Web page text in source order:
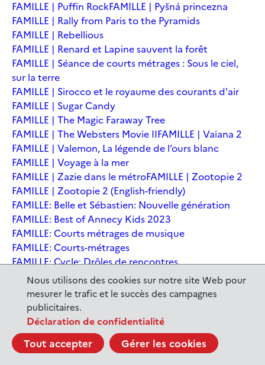
Nous utilisons des cookies sur notre site Web pour
mesurer le trafic et le succès des campagnes
publicitaires.
Déclaration de confidentialité
Tout accepter Gérer les cookies
FAMILLE | Puffin RockFAMILLE | Pyšná princezna
FAMILLE | Rally from Paris to the Pyramids
FAMILLE | Rebellious
FAMILLE | Renard et Lapine sauvent la forêt
FAMILLE | Séance de courts métrages : Sous le ciel,
sur la terre
FAMILLE | Sirocco et le royaume des courants d'air
FAMILLE | Sugar Candy
FAMILLE | The Magic Faraway Tree
FAMILLE | The Websters Movie IIFAMILLE | Vaiana 2
FAMILLE | Valemon, La légende de l’ours blanc
FAMILLE | Voyage à la mer
FAMILLE | Zazie dans le métroFAMILLE | Zootopie 2
FAMILLE | Zootopie 2 (English-friendly)
FAMILLE: Belle et Sébastien: Nouvelle génération
FAMILLE: Best of Annecy Kids 2023
FAMILLE: Courts métrages de musique
FAMILLE: Courts-métrages
FAMILLE: Cycle: Drôles de rencontres
FAMILLE: En sortant de l'école - Andrée Chedid
FAMILLE: Ernest et Célestine: Le voyage en Charabie
FAMILLE: Festival International du court métrage
Clermont-Ferrand
FAMILLE: Kina et Yuk, renards de la banquise
FAMILLE: La Pat' Patrouille : La Super Patrouille, le film